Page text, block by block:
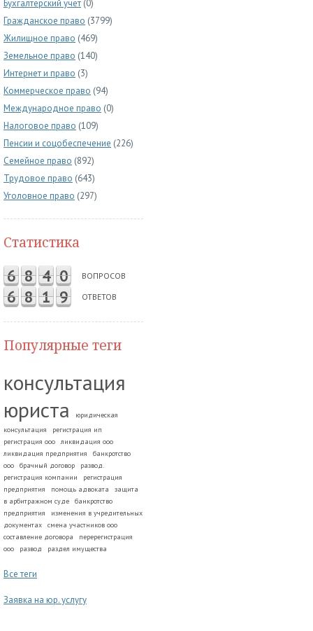
Бухгалтерский учет (0)
Гражданское право (3799)
Жилищное право (469)
Земельное право (140)
Интернет и право (3)
Коммерческое право (94)
Международное право (0)
Налоговое право (109)
Пенсии и соцобеспечение (226)
Семейное право (892)
Трудовое право (643)
Уголовное право (297)
Статистика
6 8 4 0 ВОПРОСОВ
6 8 1 9 ОТВЕТОВ
Популярные теги
консультация
юриста
юридическая
консультация
регистрация ип
регистрация ооо
ликвидация ооо
ликвидация предприятия
банкротство
ооо
брачный договор
развод.
регистрация компании
регистрация
предприятия
помощь адвоката
защита
в арбитражном суде
банкротство
предприятия
изменения в учредительных
документах
смена участников ооо
составление договора
перерегистрация
ооо
развод раздел имущества
Все теги
Заявка на юр. услугу